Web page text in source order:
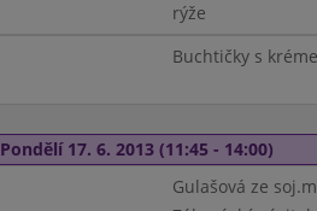
rýže
Buchtičky s
Pondělí 17. 6. 2013 (11:45 - 14:00)
Gulašová ze